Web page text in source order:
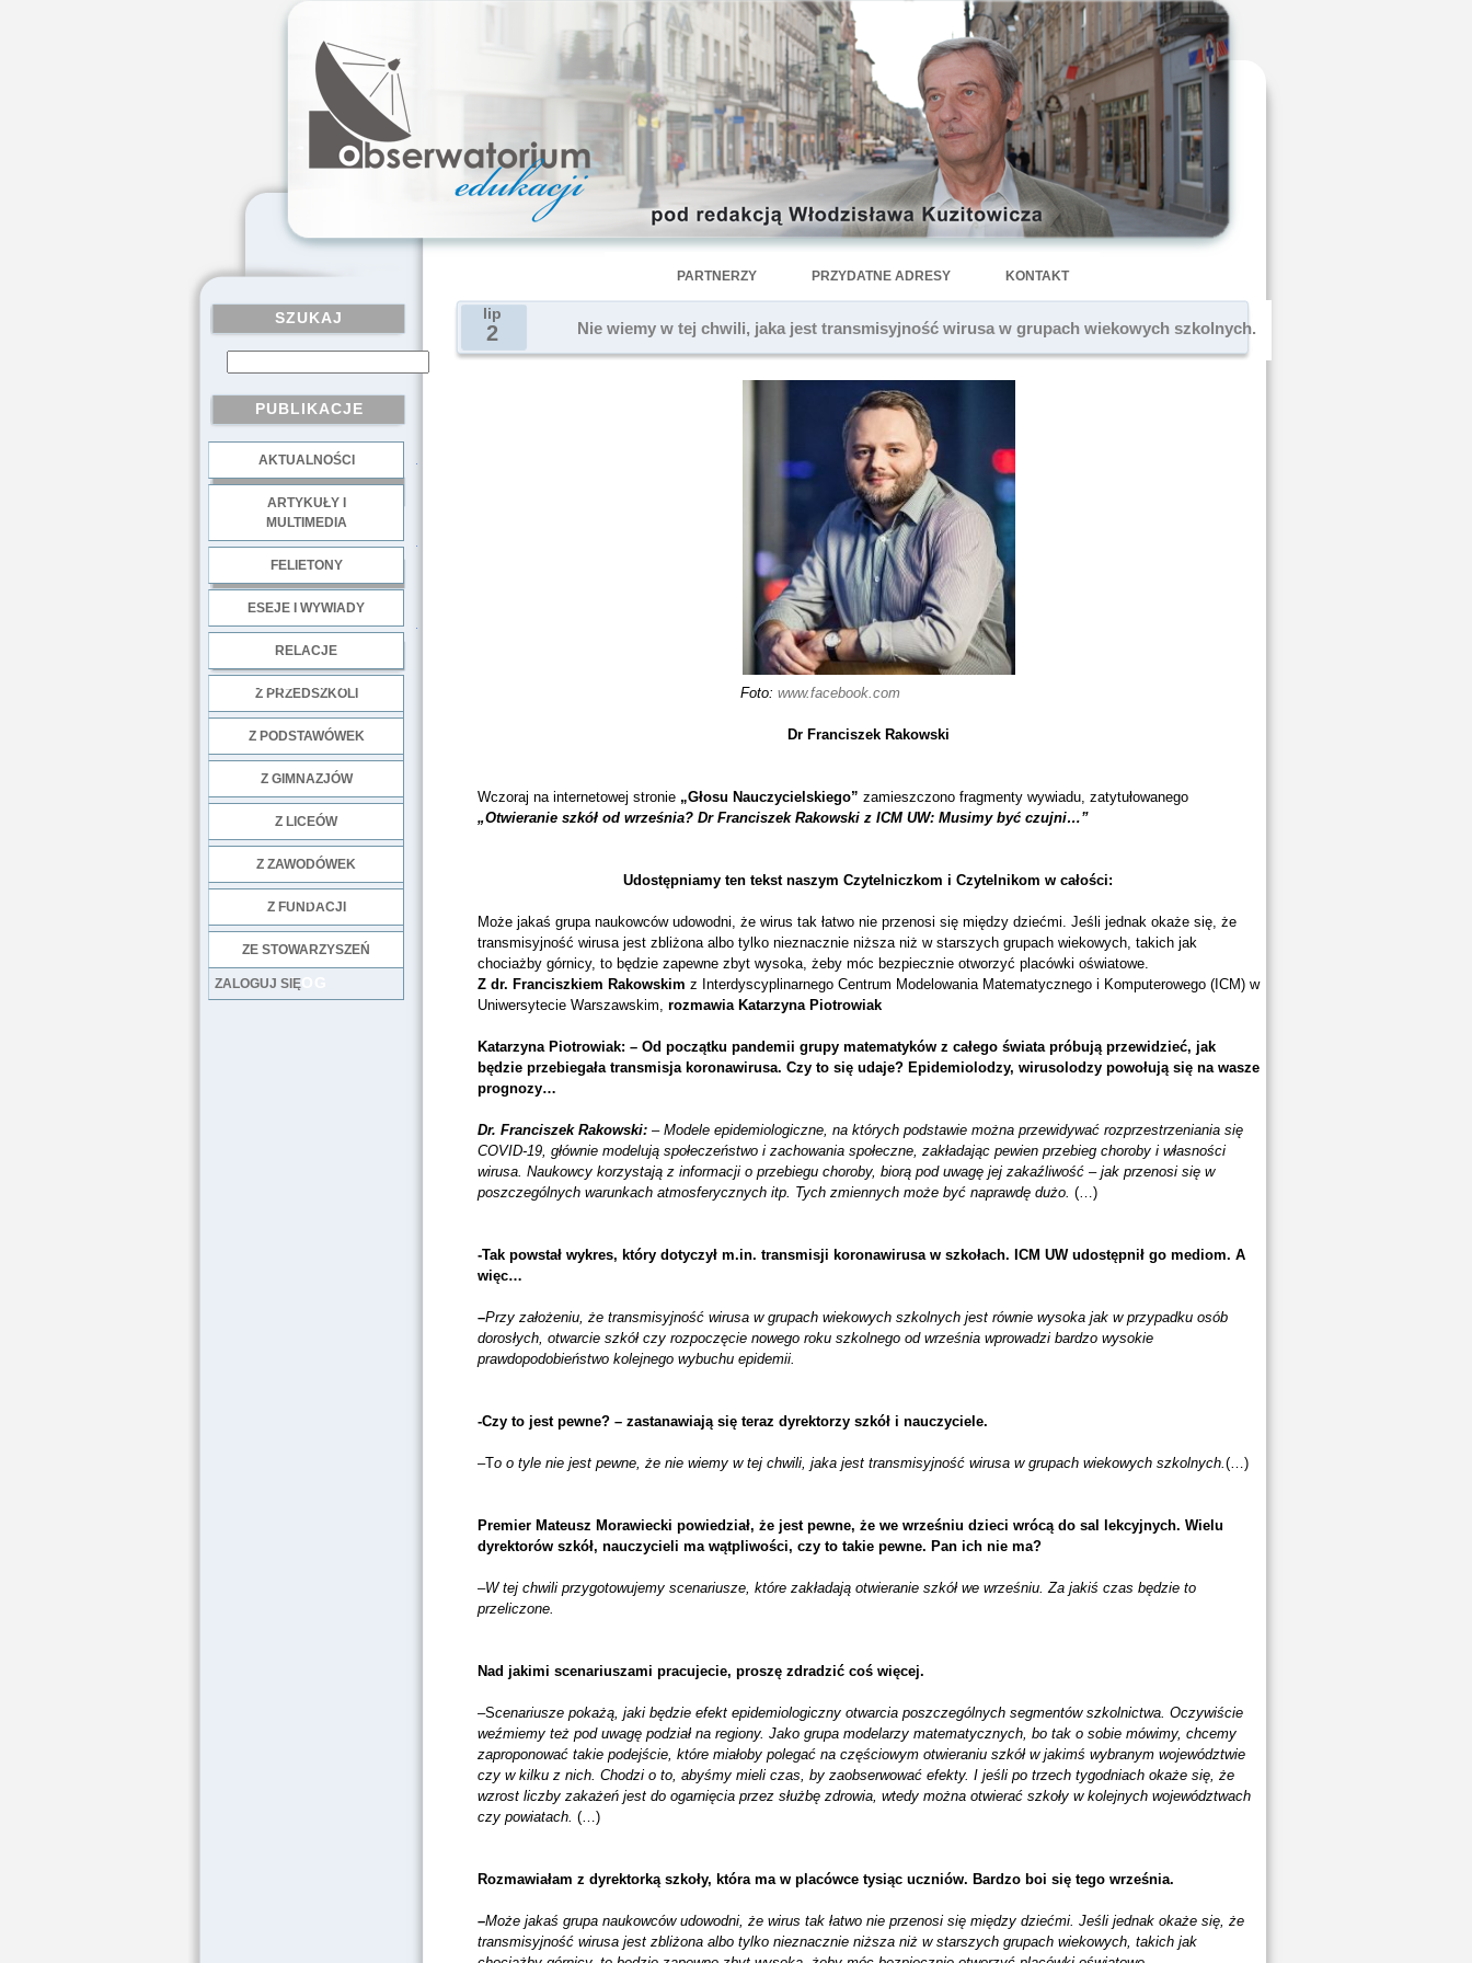
PARTNERZY PRZYDATNE ADRESY KONTAKT
SZUKAJ
PUBLIKACJE
AKTUALNOŚCI
ARTYKUŁY I
MULTIMEDIA
FELIETONY
ESEJE I WYWIADY
RELACJE
Z PRZEDSZKOLI
Z PODSTAWÓWEK
Z GIMNAZJÓW
Z LICEÓW
Z ZAWODÓWEK
Z FUNDACJI
ZE STOWARZYSZEŃ
LOG
ZALOGUJ SIĘ
lip
2 Nie wiemy w tej chwili, jaka jest transmisyjność wirusa w grupach wiekowych szkolnych.
Foto: www.facebook.com
Dr Franciszek Rakowski
Wczoraj na internetowej stronie „Głosu Nauczycielskiego” zamieszczono fragmenty wywiadu, zatytułowanego
„Otwieranie szkół od września? Dr Franciszek Rakowski z ICM UW: Musimy być czujni…”
Udostępniamy ten tekst naszym Czytelniczkom i Czytelnikom w całości:
Może jakaś grupa naukowców udowodni, że wirus tak łatwo nie przenosi się między dziećmi. Jeśli jednak okaże się, że
transmisyjność wirusa jest zbliżona albo tylko nieznacznie niższa niż w starszych grupach wiekowych, takich jak
chociażby górnicy, to będzie zapewne zbyt wysoka, żeby móc bezpiecznie otworzyć placówki oświatowe.
Z dr. Franciszkiem Rakowskim z Interdyscyplinarnego Centrum Modelowania Matematycznego i Komputerowego (ICM) w
Uniwersytecie Warszawskim, rozmawia Katarzyna Piotrowiak
Katarzyna Piotrowiak: – Od początku pandemii grupy matematyków z całego świata próbują przewidzieć, jak
będzie przebiegała transmisja koronawirusa. Czy to się udaje? Epidemiolodzy, wirusolodzy powołują się na wasze
prognozy…
Dr. Franciszek Rakowski: – Modele epidemiologiczne, na których podstawie można przewidywać rozprzestrzeniania się
COVID-19, głównie modelują społeczeństwo i zachowania społeczne, zakładając pewien przebieg choroby i własności
wirusa. Naukowcy korzystają z informacji o przebiegu choroby, biorą pod uwagę jej zakaźliwość – jak przenosi się w
poszczególnych warunkach atmosferycznych itp. Tych zmiennych może być naprawdę dużo. (…)
-Tak powstał wykres, który dotyczył m.in. transmisji koronawirusa w szkołach. ICM UW udostępnił go mediom. A
więc…
–Przy założeniu, że transmisyjność wirusa w grupach wiekowych szkolnych jest równie wysoka jak w przypadku osób
dorosłych, otwarcie szkół czy rozpoczęcie nowego roku szkolnego od września wprowadzi bardzo wysokie
prawdopodobieństwo kolejnego wybuchu epidemii.
-Czy to jest pewne? – zastanawiają się teraz dyrektorzy szkół i nauczyciele.
–To o tyle nie jest pewne, że nie wiemy w tej chwili, jaka jest transmisyjność wirusa w grupach wiekowych szkolnych.(…)
Premier Mateusz Morawiecki powiedział, że jest pewne, że we wrześniu dzieci wrócą do sal lekcyjnych. Wielu
dyrektorów szkół, nauczycieli ma wątpliwości, czy to takie pewne. Pan ich nie ma?
–W tej chwili przygotowujemy scenariusze, które zakładają otwieranie szkół we wrześniu. Za jakiś czas będzie to
przeliczone.
Nad jakimi scenariuszami pracujecie, proszę zdradzić coś więcej.
–Scenariusze pokażą, jaki będzie efekt epidemiologiczny otwarcia poszczególnych segmentów szkolnictwa. Oczywiście
weźmiemy też pod uwagę podział na regiony. Jako grupa modelarzy matematycznych, bo tak o sobie mówimy, chcemy
zaproponować takie podejście, które miałoby polegać na częściowym otwieraniu szkół w jakimś wybranym województwie
czy w kilku z nich. Chodzi o to, abyśmy mieli czas, by zaobserwować efekty. I jeśli po trzech tygodniach okaże się, że
wzrost liczby zakażeń jest do ogarnięcia przez służbę zdrowia, wtedy można otwierać szkoły w kolejnych województwach
czy powiatach. (…)
Rozmawiałam z dyrektorką szkoły, która ma w placówce tysiąc uczniów. Bardzo boi się tego września.
–Może jakaś grupa naukowców udowodni, że wirus tak łatwo nie przenosi się między dziećmi. Jeśli jednak okaże się, że
transmisyjność wirusa jest zbliżona albo tylko nieznacznie niższa niż w starszych grupach wiekowych, takich jak